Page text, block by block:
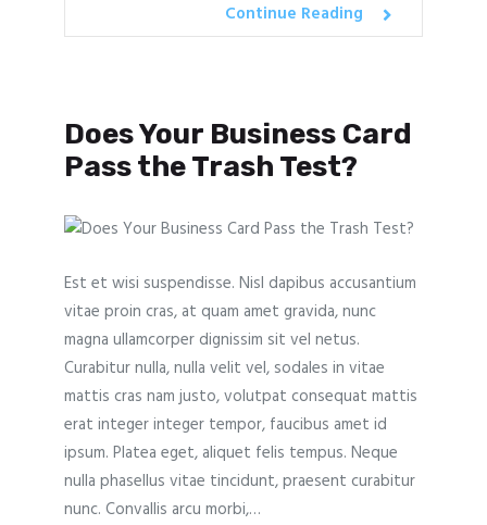
Continue Reading
Does Your Business Card
Pass the Trash Test?
Est et wisi suspendisse. Nisl dapibus accusantium
vitae proin cras, at quam amet gravida, nunc
magna ullamcorper dignissim sit vel netus.
Curabitur nulla, nulla velit vel, sodales in vitae
mattis cras nam justo, volutpat consequat mattis
erat integer integer tempor, faucibus amet id
ipsum. Platea eget, aliquet felis tempus. Neque
nulla phasellus vitae tincidunt, praesent curabitur
nunc. Convallis arcu morbi,…